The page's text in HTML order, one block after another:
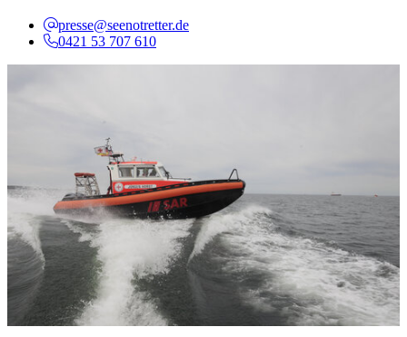
presse@seenotretter.de
0421 53 707 610